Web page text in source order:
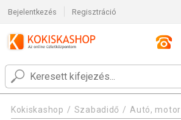
Bejelentkezés Regisztráció
Kokiskashop Szabadidő Autó, motor